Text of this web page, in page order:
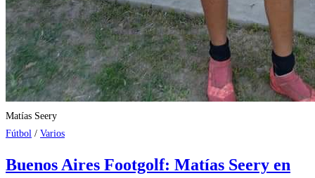
Matías Seery
Fútbol / Varios
Buenos Aires Footgolf: Matías Seery en